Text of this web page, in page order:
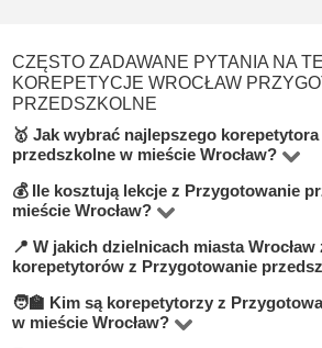
CZĘSTO ZADAWANE PYTANIA NA
KOREPETYCJE WROCŁAW
PRZEDSZKOLNE
🥇 Jak wybrać najlepszego
przedszkolne w mieście Wrocław?
Na platformie BUKI znajdziesz 3
oferujących zajęcia z Przygotowanie
miejscowości Wrocław. Przy
lokalizację. Warto szukać
💰 Ile kosztują lekcje z Przygotowanie
mieście Wrocław?
Ceny zależą od poziomu,
trybu zajęć (online lub stacjonarnie).
mieście Wrocław wynosi od 50 do
📍 W jakich dzielnicach miasta Wrocław
korepetytorów z Przygotowanie
Na BUKI możesz znaleźć
wszystkich dzielnicach miasta
🧑‍🏫 Kim są korepetytorzy z
w mieście Wrocław?